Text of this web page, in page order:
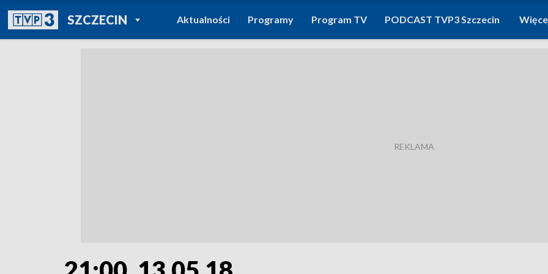
SZCZECINPOWRÓT DO
TVP REGIONY
Aktualności Programy Program TV PODCAST TVP3 Szczecin